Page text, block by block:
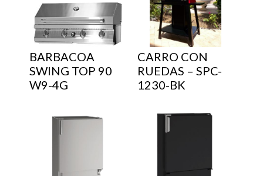
BARBACOA
SWING TOP 90
W9-4G
CARRO CON
RUEDAS – SPC-
1230-BK